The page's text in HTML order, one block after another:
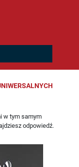
w tym samym
odpowiedź.